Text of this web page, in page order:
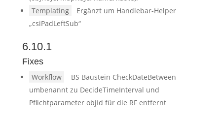
Templating
Ergänzt um Handlebar-Helper
„csiPadLeftSub“
6.10.1
Fixes
Workflow
BS Baustein CheckDateBetween
umbenannt zu DecideTimeInterval und
Pflichtparameter objId für die RF entfernt